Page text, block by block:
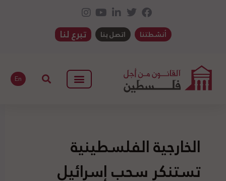
أنشطتنا اتصل بنا تبرع لنا
En
الخارجية الفلسطينية
تستنكر سحب إسرائيل